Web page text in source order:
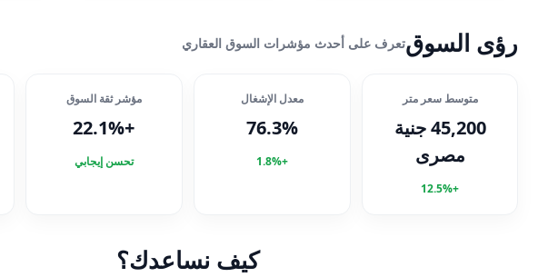
رؤى السوقتعرف على أحدث مؤشرات السوق العقاري
متوسط سعر متر
45,200 جنية
مصرى
+12.5%
معدل الإشغال
76.3%
+1.8%
مؤشر ثقة السوق
+22.1%
تحسن إيجابي
كيف نساعدك؟